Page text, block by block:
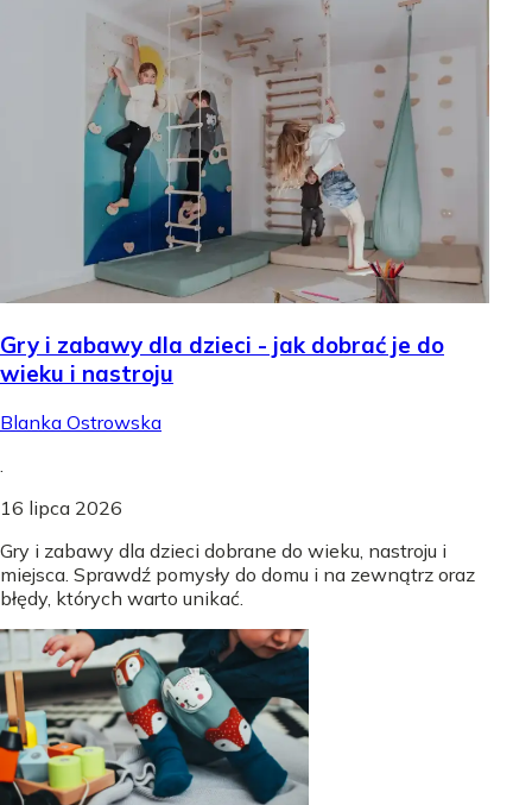
Gry i zabawy dla dzieci - jak dobrać je do
wieku i nastroju
Blanka Ostrowska
16 lipca 2026
Gry i zabawy dla dzieci dobrane do wieku, nastroju i
miejsca. Sprawdź pomysły do domu i na zewnątrz oraz
błędy, których warto unikać.